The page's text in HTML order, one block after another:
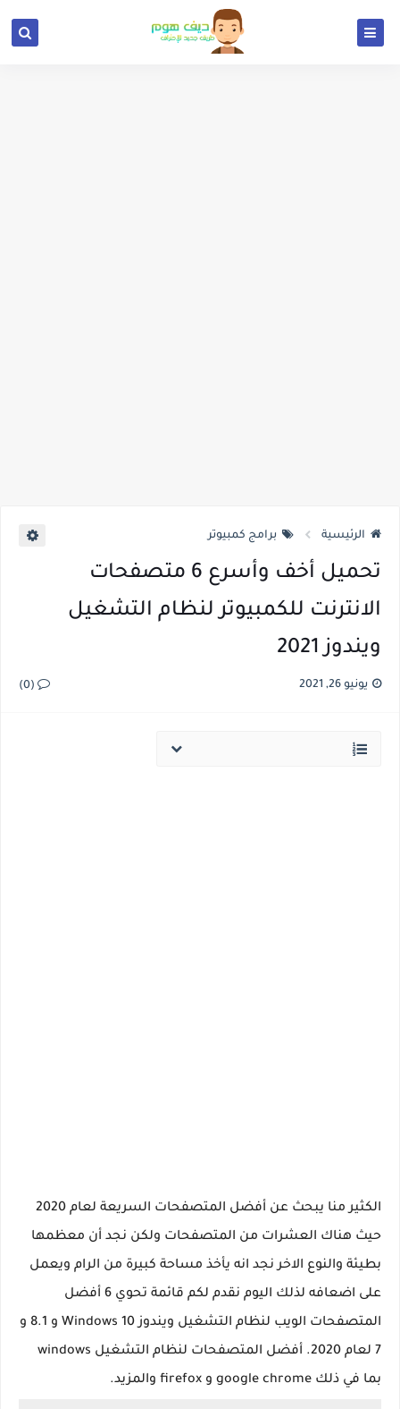
الرئيسية برامج كمبيوتر
تحميل أخف وأسرع 6 متصفحات
الانترنت للكمبيوتر لنظام التشغيل
ويندوز 2021
يونيو 26, 2021 (0)
الكثير منا يبحث عن أفضل المتصفحات السريعة لعام 2020
حيث هناك العشرات من المتصفحات ولكن نجد أن معظمها
بطيئة والنوع الاخر نجد انه يأخذ مساحة كبيرة من الرام ويعمل
على اضعافه لذلك اليوم نقدم لكم قائمة تحوي 6 أفضل
المتصفحات الويب لنظام التشغيل ويندوز Windows 10 و 8.1 و
7 لعام 2020. أفضل المتصفحات لنظام التشغيل windows
بما في ذلك google chrome و firefox والمزيد.